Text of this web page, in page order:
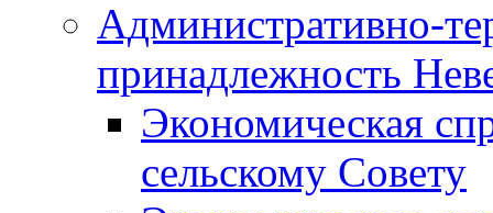
Административно-
принадлежность
Экономическая
сельскому Совету